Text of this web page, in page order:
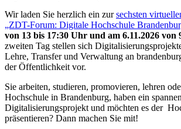
Wir laden Sie herzlich ein zursechsten
„ZDT-Forum: Digitale Hochschule
von 13 bis 17:30 Uhr und am 6.11.2026 von
zweiten Tag stellen sich
Lehre, Transfer und Verwaltung an
der Öffentlichkeit vor.
Sie arbeiten, studieren, promovieren, lehren
Hochschule in Brandenburg, haben ein
Digitalisierungsprojekt und möchten es der
präsentieren? Dann machen Sie mit!